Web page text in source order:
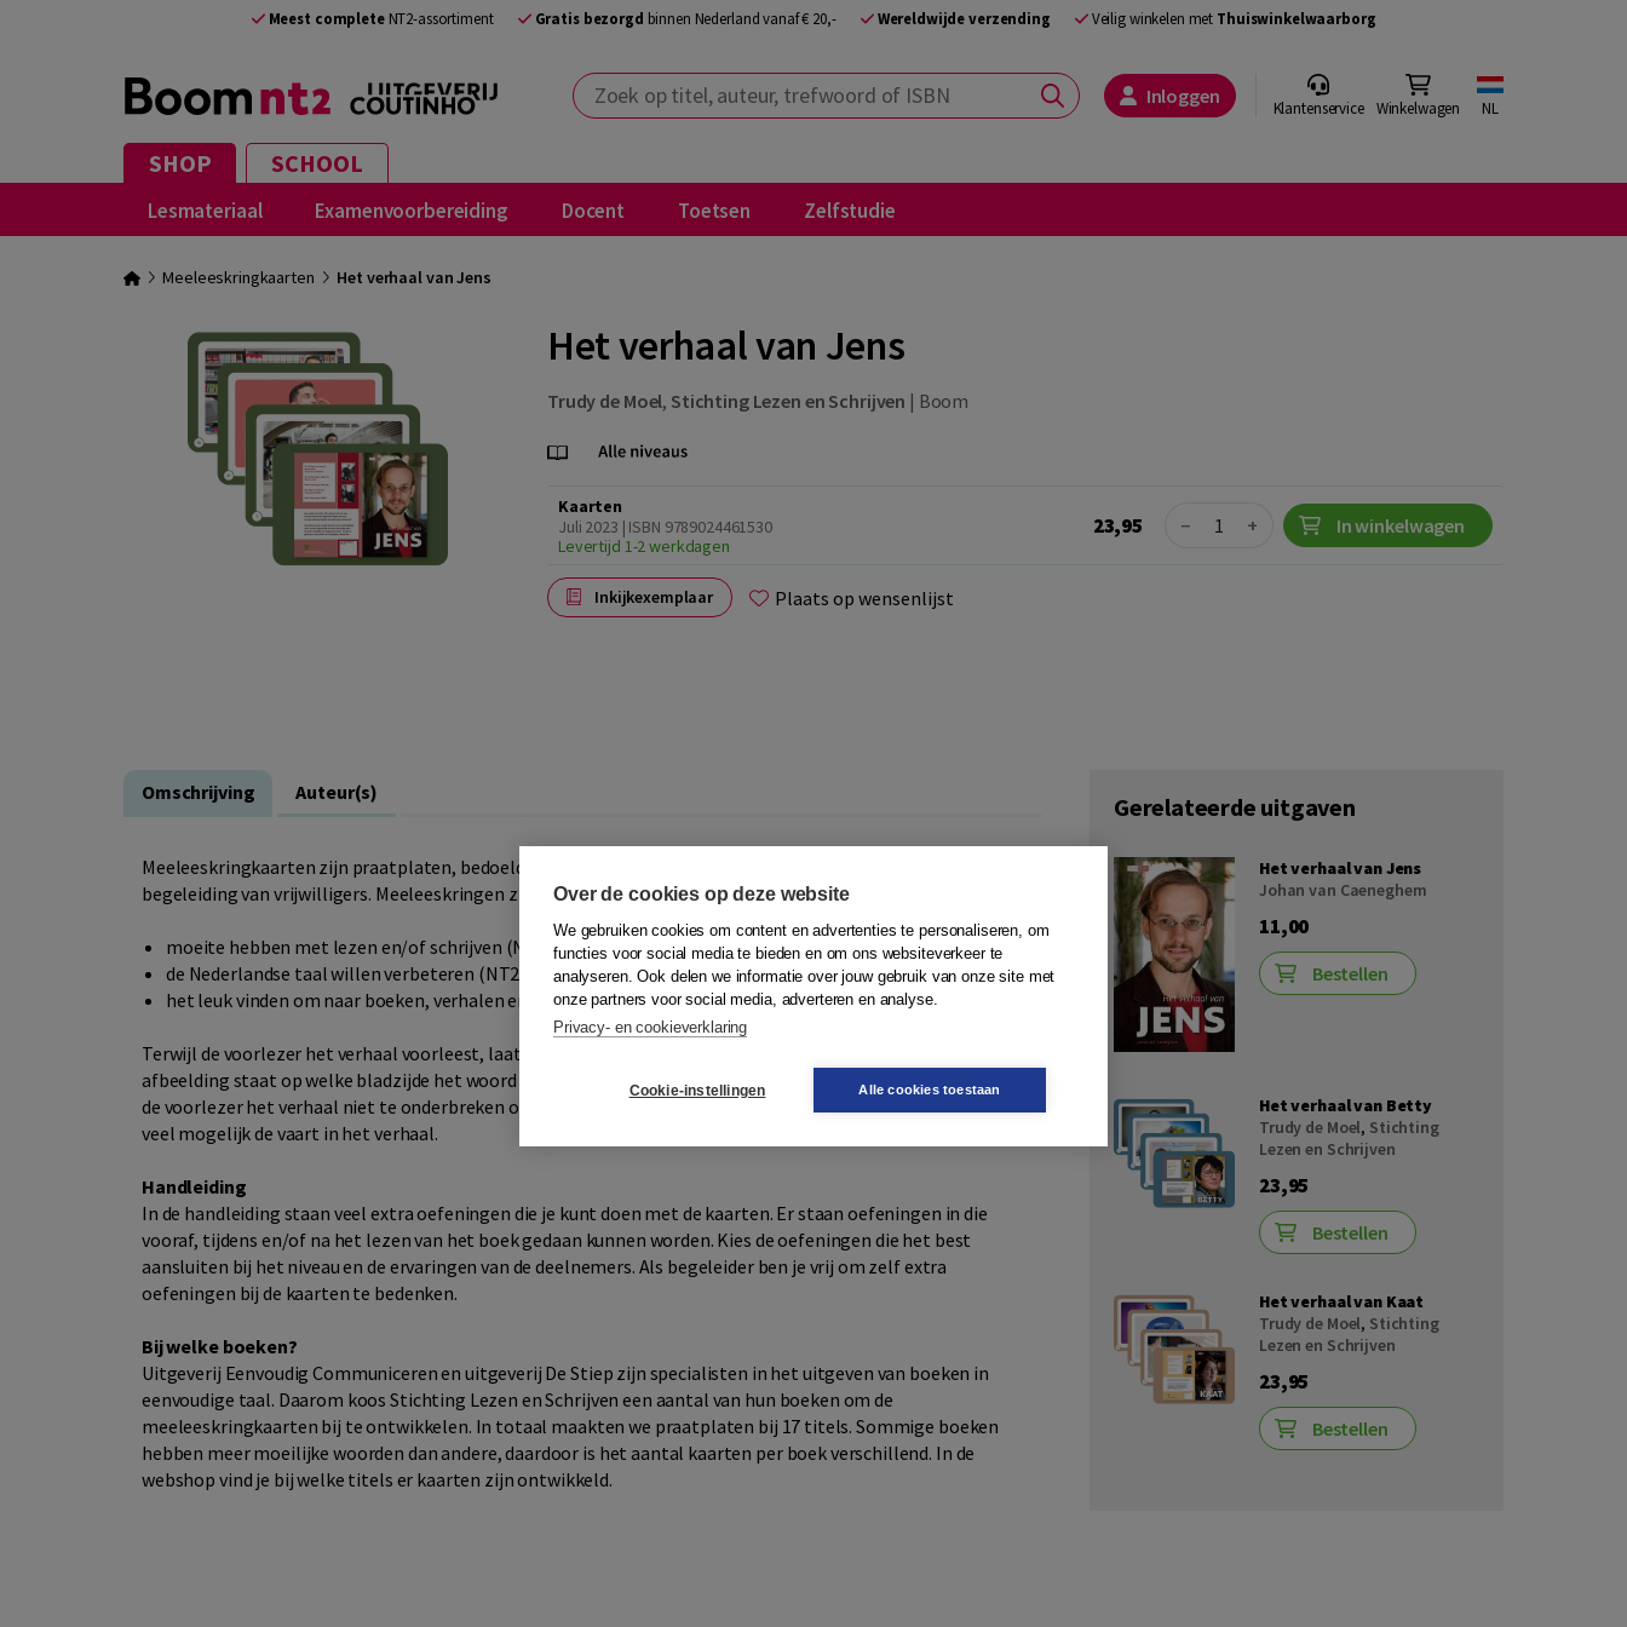
Meest completeNT2-assortiment Gratis bezorgd binnen Nederland vanaf € 20,- Wereldwijde verzending Veilig winkelen met Thuiswinkelwaarborg
Zoek op titel, auteur, trefwoord of ISBN Inloggen Klantenservice Winkelwagen NL
SHOP SCHOOL
Lesmateriaal Examenvoorbereiding Docent Toetsen Zelfstudie
Meeleeskringkaarten Het verhaal van Jens
Het verhaal van Jens
Trudy de Moel, Stichting Lezen en Schrijven | Boom
Kaarten
Juli 2023 | ISBN 9789024461530
Levertijd 1-2 werkdagen
23,95 Quantity
− + In winkelwagen
Inkijkexemplaar Plaats op wensenlijst
Omschrijving Auteur(s)
Meeleeskringkaarten zijn praatplaten, bedoeld voor gebruik in meeleeskringen en taalcafé's onder
begeleiding van vrijwilligers. Meeleeskringen zijn er voor mensen die:
moeite hebben met lezen en/of schrijven (NT1)
de Nederlandse taal willen verbeteren (NT2)
het leuk vinden om naar boeken, verhalen en/of gedichten te luisteren.
Terwijl de voorlezer het verhaal voorleest, laat hij of zij de praatplaten zien aan de groep. Onder iedere
afbeelding staat op welke bladzijde het woord voorkomt. Door een meeleeskringkaart te laten zien, hoeft
de voorlezer het verhaal niet te onderbreken om het moeilijke woord uit te leggen. Op die manier blijft zo
veel mogelijk de vaart in het verhaal.
Handleiding
In de handleiding staan veel extra oefeningen die je kunt doen met de kaarten. Er staan oefeningen in die
vooraf, tijdens en/of na het lezen van het boek gedaan kunnen worden. Kies de oefeningen die het best
aansluiten bij het niveau en de ervaringen van de deelnemers. Als begeleider ben je vrij om zelf extra
oefeningen bij de kaarten te bedenken.
Bij welke boeken?
Uitgeverij Eenvoudig Communiceren en uitgeverij De Stiep zijn specialisten in het uitgeven van boeken in
eenvoudige taal. Daarom koos Stichting Lezen en Schrijven een aantal van hun boeken om de
meeleeskringkaarten bij te ontwikkelen. In totaal maakten we praatplaten bij 17 titels. Sommige boeken
hebben meer moeilijke woorden dan andere, daardoor is het aantal kaarten per boek verschillend. In de
webshop vind je bij welke titels er kaarten zijn ontwikkeld.
Gerelateerde uitgaven
Het verhaal van Jens
Johan van Caeneghem
11,00
Bestellen
Het verhaal van Betty
Trudy de Moel, Stichting
Lezen en Schrijven
23,95
Bestellen
Het verhaal van Kaat
Trudy de Moel, Stichting
Lezen en Schrijven
23,95
Bestellen
Over de cookies op deze website
We gebruiken cookies om content en advertenties te personaliseren, om
functies voor social media te bieden en om ons websiteverkeer te
analyseren. Ook delen we informatie over jouw gebruik van onze site met
onze partners voor social media, adverteren en analyse.
Privacy- en cookieverklaring
Cookie-instellingen Alle cookies toestaan